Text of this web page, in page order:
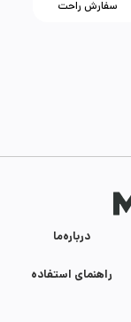
سفارش راحت
درباره‌ما
راهنمای استفاده